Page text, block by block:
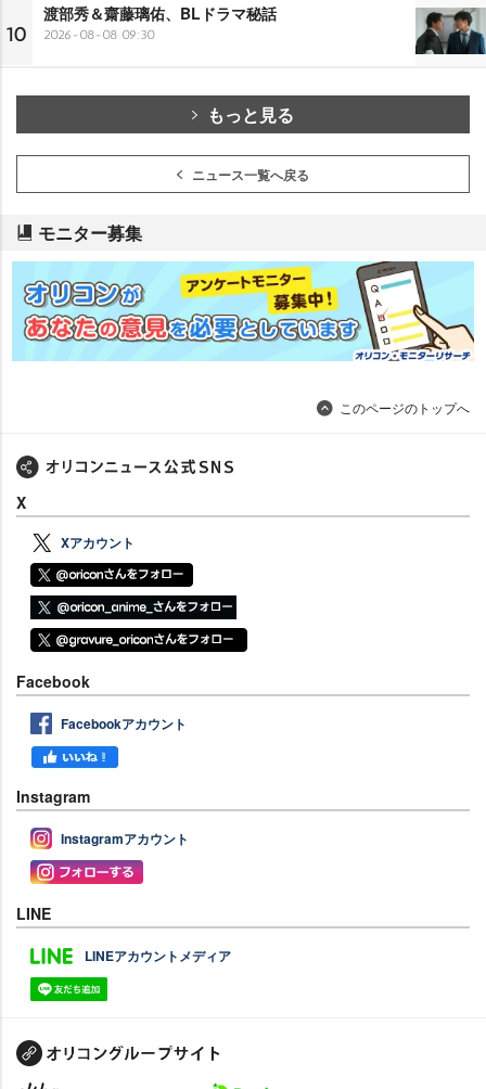
10
渡部秀＆齋藤璃佑、BLドラマ秘話
2026-08-08 09:30
もっと見る
ニュース一覧へ戻る
モニター募集
このページのトップへ
X
Xアカウント
Facebook
Facebookアカウント
Instagram
Instagramアカウント
LINE
LINEアカウントメディア